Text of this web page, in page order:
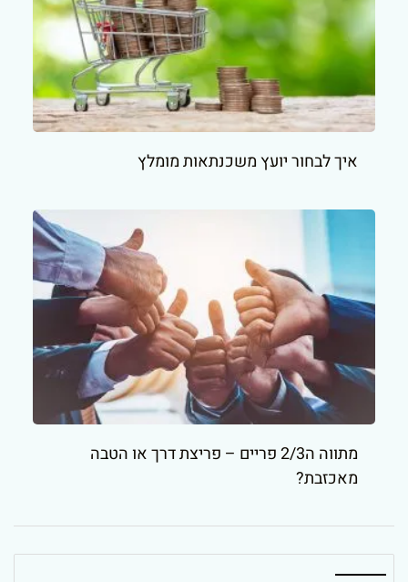
איך לבחור יועץ משכנתאות מומלץ
מתווה ה2/3 פריים – פריצת דרך או הטבה
מאכזבת?